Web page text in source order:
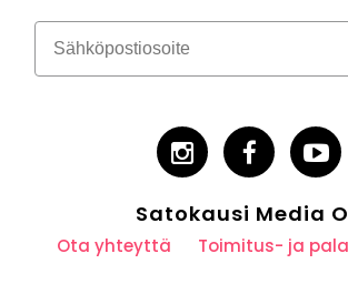
Satokausi Media
Ota yhteyttä Toimitus- ja